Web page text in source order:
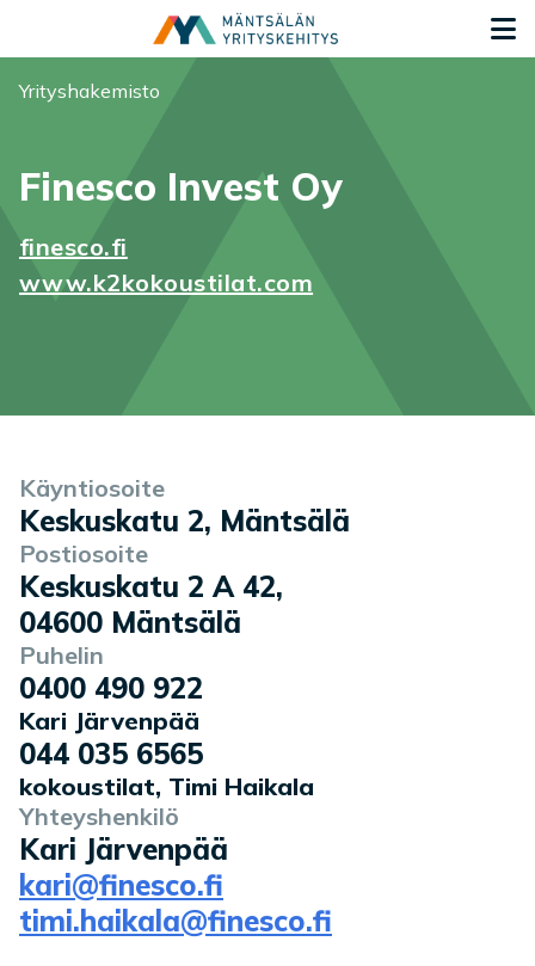
Olet tässä:
Yrityshakemisto
Finesco Invest Oy
finesco.fi
www.k2kokoustilat.com
Yrityksen tiedot
Käyntiosoite
Keskuskatu 2, Mäntsälä
Postiosoite
Keskuskatu 2 A 42,
04600 Mäntsälä
Puhelin
0400 490 922
Kari Järvenpää
044 035 6565
kokoustilat, Timi Haikala
Yhteyshenkilö
Kari Järvenpää
kari@finesco.fi
timi.haikala@finesco.fi
Palvelukuvaus